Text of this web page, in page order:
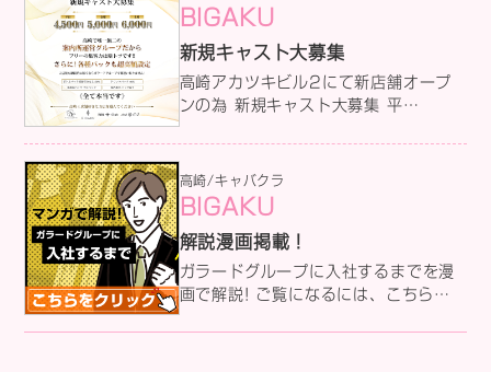
で安心して下さい。 経験者の方には他
意しております。 詳しい求人情報はコ
チラから ↓↓↓↓↓
BIGAKU
新規キャスト大募集
高崎アカツキビル2にて新店舗オープ
ンの為 新規キャスト大募集 平
日:4,500円 金曜:5,000円 土
から ↓↓↓↓↓
高崎/キャバクラ
BIGAKU
解説漫画掲載！
ガラードグループに入社するまでを漫
画で解説! ご覧になるには、こちらを
クリック♪♪ ↓↓↓↓↓